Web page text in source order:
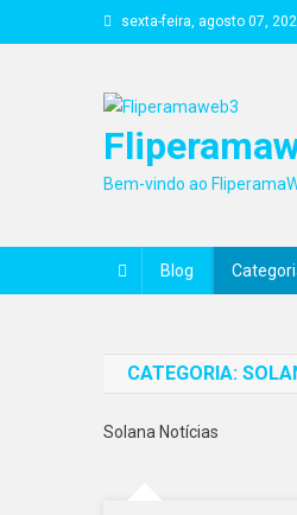
to
sexta-feira, agosto 07,
Bem-vindo ao
Blog
CATEGORIA:
Solana Notícias